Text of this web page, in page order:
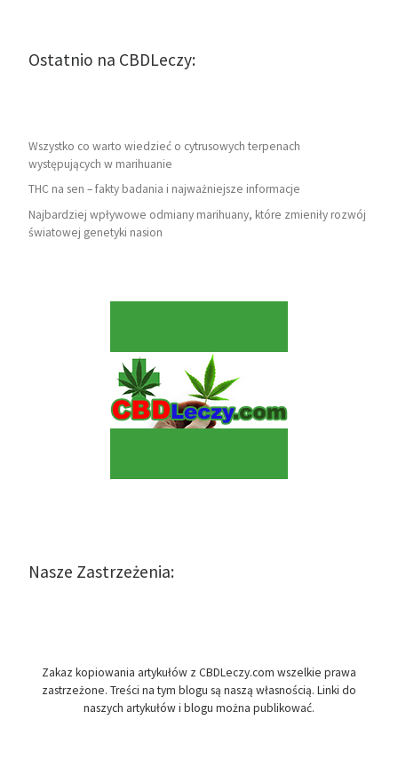
Ostatnio na CBDLeczy:
Wszystko co warto wiedzieć o cytrusowych terpenach
występujących w marihuanie
THC na sen – fakty badania i najważniejsze informacje
Najbardziej wpływowe odmiany marihuany, które zmieniły rozwój
światowej genetyki nasion
Nasze Zastrzeżenia:
Zakaz kopiowania artykułów z CBDLeczy.com wszelkie prawa
zastrzeżone. Treści na tym blogu są naszą własnością. Linki do
naszych artykułów i blogu można publikować.